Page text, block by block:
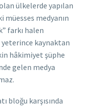
ülkelerde yapılan
müesses medyanın
farkı halen
kaynaktan
hâkimiyet şüphe
gelen medya
bloğu karşısında